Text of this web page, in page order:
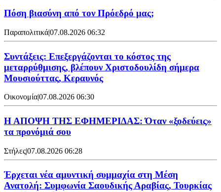
Πόση βιασύνη από τον Πρόεδρό μας;
Παραπολιτικά|07.08.2026 06:32
Συντάξεις: Επεξεργάζονται το κόστος της
μεταρρύθμισης, βλέπουν Χριστοδουλίδη σήμερα
Μουσιούττας, Κεραυνός
Οικονομία|07.08.2026 06:30
Η ΑΠΟΨΗ ΤΗΣ ΕΦΗΜΕΡΙΔΑΣ: Όταν «ξοδεύεις»
τα προνόμιά σου
Στήλες|07.08.2026 06:28
Έρχεται νέα αμυντική συμμαχία στη Μέση
Ανατολή: Συμφωνία Σαουδικής Αραβίας, Τουρκίας